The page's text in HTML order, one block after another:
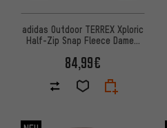
adidas Outdoor TERREX Xploric
Half-Zip Snap Fleece Damen
84,99€